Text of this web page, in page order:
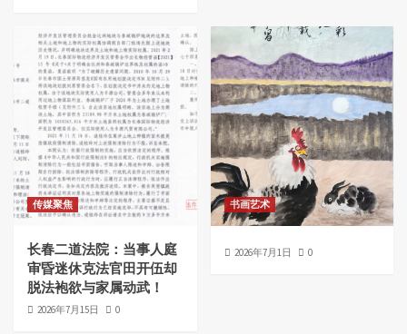
传媒聚焦
长春二道法院：当事人庭
审昏迷休克法官田开伍却
脱法袍欲与家属动武！
2026年7月15日 0
书画艺术
2026年7月1日 0